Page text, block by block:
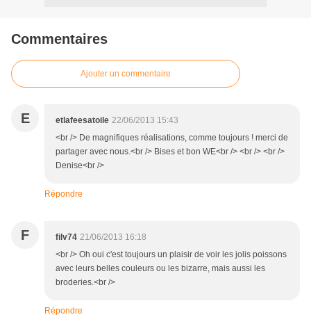
Commentaires
Ajouter un commentaire
E etlafeesatoile 22/06/2013 15:43
<br /> De magnifiques réalisations, comme toujours ! merci de
partager avec nous.<br /> Bises et bon WE<br /> <br /> <br />
Denise<br />
Répondre
F filv74 21/06/2013 16:18
<br /> Oh oui c'est toujours un plaisir de voir les jolis poissons
avec leurs belles couleurs ou les bizarre, mais aussi les
broderies.<br />
Répondre